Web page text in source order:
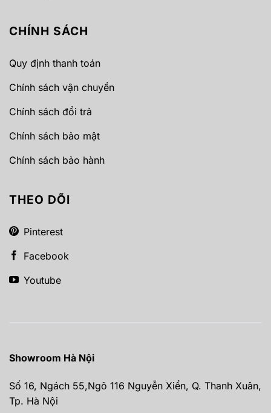
CHÍNH SÁCH
Quy định thanh toán
Chính sách vận chuyển
Chính sách đổi trả
Chính sách bảo mật
Chính sách bảo hành
THEO DÕI
Pinterest
Facebook
Youtube
Showroom Hà Nội
Số 16, Ngách 55,Ngõ 116 Nguyễn Xiển, Q. Thanh Xuân,
Tp. Hà Nội